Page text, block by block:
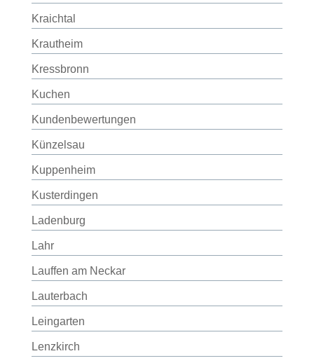
Kraichtal
Krautheim
Kressbronn
Kuchen
Kundenbewertungen
Künzelsau
Kuppenheim
Kusterdingen
Ladenburg
Lahr
Lauffen am Neckar
Lauterbach
Leingarten
Lenzkirch